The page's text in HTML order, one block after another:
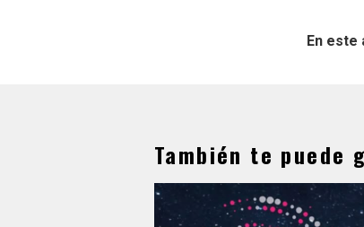
En este
También te puede